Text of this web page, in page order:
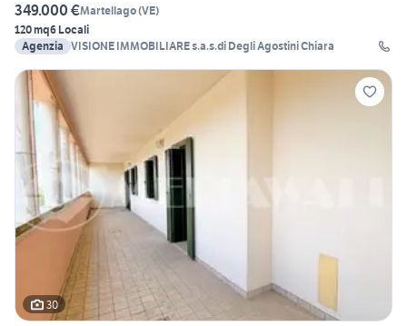
349.000 €Martellago(VE)
120 mq6 Locali
Agenzia VISIONE IMMOBILIARE s.a.s.di Degli Agostini Chiara
30